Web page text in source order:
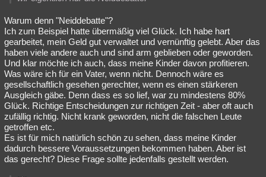
Warum denn "Neiddebatte"?
Ich zum Beispiel hatte übermäßig viel Glück. Ich habe hart
gearbeitet, mein Geld gut verwaltet und vernünftig gelebt. Aber das
haben viele andere auch und sind arm geblieben oder geworden.
Und klar möchte ich auch, dass meine Kinder davon profitieren.
Was wäre ich für ein Vater, wenn nicht. Dennoch wäre es
gesellschaftlich gesehen gerechter, wenn es einen stärkeren
Ausgleich gäbe. Denn dass es so lief, war zu mindestens 80%
Glück. Richtige Entscheidungen zur richtigen Zeit - aber oft auch
zufällig richtig. Nicht krank geworden, nicht die falschen Leute
getroffen etc.
Es ist für mich natürlich schön zu sehen, dass meine Kinder
dadurch bessere Voraussetzungen bekommen haben. Aber ist
das gerecht? Diese Frage sollte jedenfalls gestellt werden.